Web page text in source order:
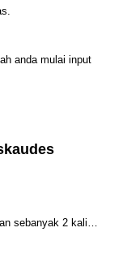
anda mulai input
sebanyak 2 kali…